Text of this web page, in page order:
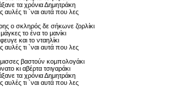
τα χρόνια Δημητράκη
αυλές τι `ναι αυτά που λες
ο σκληρός δε σήκωνε ζορλίκι
το ένα το μανίκι
και το νταηλίκι
αυλές τι `ναι αυτά που λες
βαστούν κομπολογάκι
κι αβέρτα τσιγαράκι
τα χρόνια Δημητράκη
αυλές τι `ναι αυτά που λες